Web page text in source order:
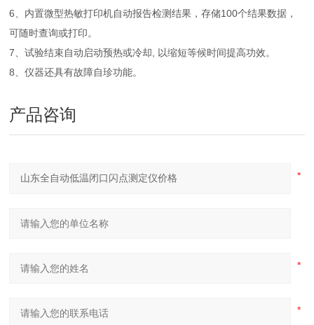
6、内置微型热敏打印机自动报告检测结果，存储100个结果数据，
可随时查询或打印。
7、试验结束自动启动预热或冷却, 以缩短等候时间提高功效。
8、仪器还具有故障自珍功能。
产品咨询